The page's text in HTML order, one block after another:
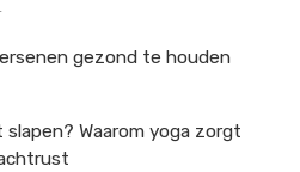
gezond te houden
slapen? Waarom yoga zorgt